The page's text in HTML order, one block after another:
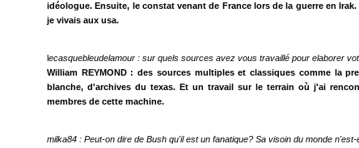
idéologue. Ensuite, le constat venant de France lors de la guerre en
je vivais aux usa.
lecasquebleudelamour : sur quels sources avez vous travaillé pour elaborer
William REYMOND : des sources multiples et classiques comme la
blanche, d'archives du texas. Et un travail sur le terrain où j'ai
membres de cette machine.
milka84 : Peut-on dire de Bush qu'il est un fanatique? Sa visoin du monde